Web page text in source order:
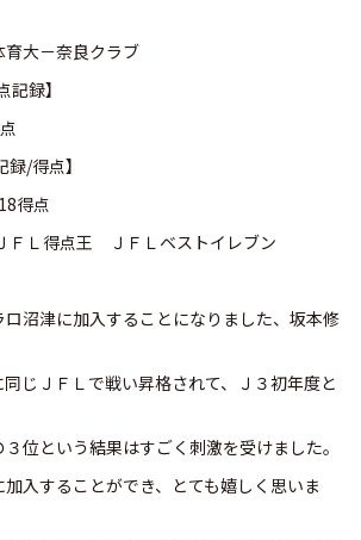
大－奈良クラブ
記録】
録/得点】
得点
Ｌ得点王 ＪＦＬベストイレブン
沼津に加入することになりました、坂本修
じＪＦＬで戦い昇格されて、Ｊ３初年度と
位という結果はすごく刺激を受けました。
入することができ、とても嬉しく思いま